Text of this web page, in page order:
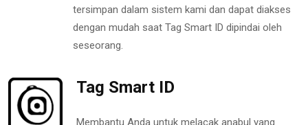
tersimpan dalam sistem kami dan dapat diakses
dengan mudah saat Tag Smart ID dipindai oleh
seseorang.
Tag Smart ID
Membantu Anda untuk melacak anabul yang